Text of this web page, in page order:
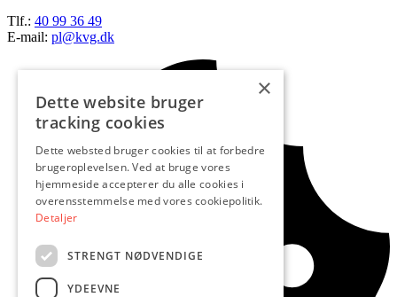
Tlf.: 40 99 36 49
E-mail: pl@kvg.dk
×
Dette website bruger
tracking cookies
Dette websted bruger cookies til at forbedre
brugeroplevelsen. Ved at bruge vores
hjemmeside accepterer du alle cookies i
overensstemmelse med vores cookiepolitik.
Detaljer
STRENGT NØDVENDIGE
YDEEVNE